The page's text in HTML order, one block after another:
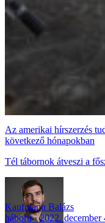
Az amerikai hírszerzés
következő hónapokban
Tél tábornok átveszi a
Kaufmann Balázs
háború
2022. december